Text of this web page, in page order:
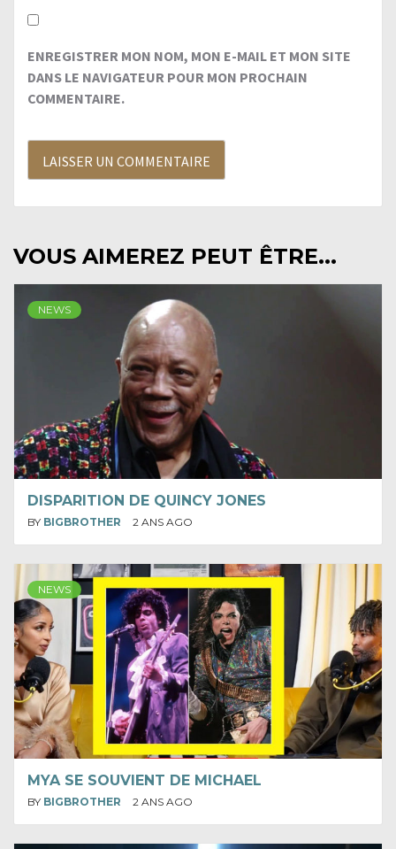
ENREGISTRER MON NOM, MON E-MAIL ET MON SITE
DANS LE NAVIGATEUR POUR MON PROCHAIN
COMMENTAIRE.
VOUS AIMEREZ PEUT ÊTRE...
NEWS
DISPARITION DE QUINCY JONES
BY BIGBROTHER 2 ANS AGO
NEWS
MYA SE SOUVIENT DE MICHAEL
BY BIGBROTHER 2 ANS AGO